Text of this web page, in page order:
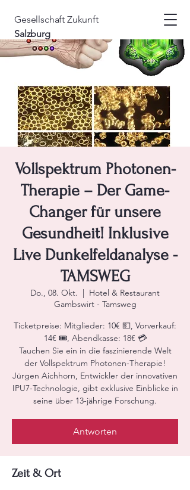
Gesellschaft Zukunft
Salzburg
Vollspektrum Photonen-
Therapie – Der Game-
Changer für unsere
Gesundheit! Inklusive
Live Dunkelfeldanalyse -
TAMSWEG
Do., 08. Okt.
  |
Hotel & Restaurant
Gambswirt - Tamsweg
Ticketpreise: Mitglieder: 10€ 💵, Vorverkauf:
14€ 🎟️, Abendkasse: 18€ 💳
Tauchen Sie ein in die faszinierende Welt
der Vollspektrum Photonen-Therapie!
Jürgen Aichhorn, Entwickler der innovativen
IPU7-Technologie, gibt exklusive Einblicke in
seine über 13-jährige Forschung.
Antworten
Zeit & Ort